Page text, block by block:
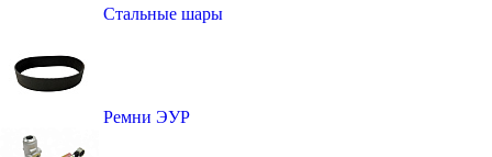
Стальные шары
Ремни ЭУР